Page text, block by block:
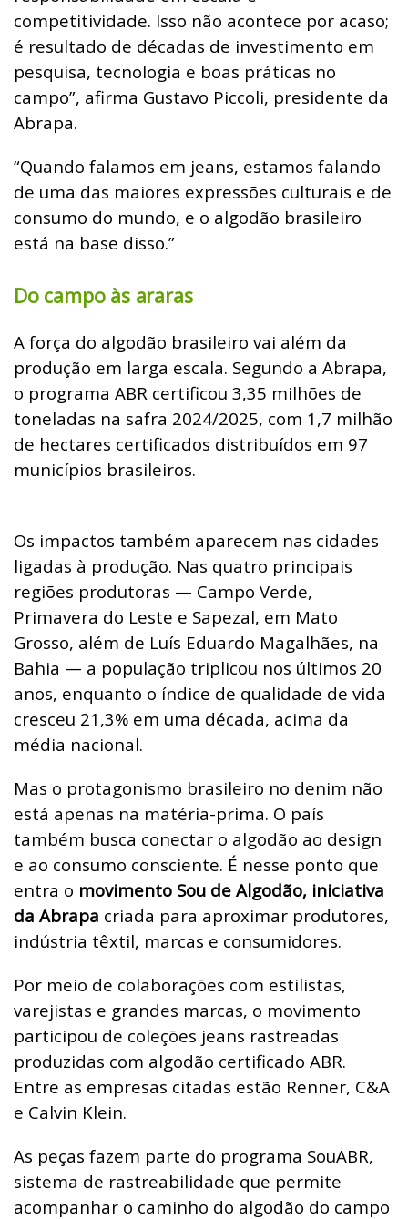
competitividade. Isso não acontece por acaso;
é resultado de décadas de investimento em
pesquisa, tecnologia e boas práticas no
campo”, afirma Gustavo Piccoli, presidente da
Abrapa.
“Quando falamos em jeans, estamos falando
de uma das maiores expressões culturais e de
consumo do mundo, e o algodão brasileiro
está na base disso.”
Do campo às araras
A força do algodão brasileiro vai além da
produção em larga escala. Segundo a Abrapa,
o programa ABR certificou 3,35 milhões de
toneladas na safra 2024/2025, com 1,7 milhão
de hectares certificados distribuídos em 97
municípios brasileiros.
Os impactos também aparecem nas cidades
ligadas à produção. Nas quatro principais
regiões produtoras — Campo Verde,
Primavera do Leste e Sapezal, em Mato
Grosso, além de Luís Eduardo Magalhães, na
Bahia — a população triplicou nos últimos 20
anos, enquanto o índice de qualidade de vida
cresceu 21,3% em uma década, acima da
média nacional.
Mas o protagonismo brasileiro no denim não
está apenas na matéria-prima. O país
também busca conectar o algodão ao design
e ao consumo consciente. É nesse ponto que
entra o movimento Sou de Algodão, iniciativa
da Abrapa criada para aproximar produtores,
indústria têxtil, marcas e consumidores.
Por meio de colaborações com estilistas,
varejistas e grandes marcas, o movimento
participou de coleções jeans rastreadas
produzidas com algodão certificado ABR.
Entre as empresas citadas estão Renner, C&A
e Calvin Klein.
As peças fazem parte do programa SouABR,
sistema de rastreabilidade que permite
acompanhar o caminho do algodão do campo